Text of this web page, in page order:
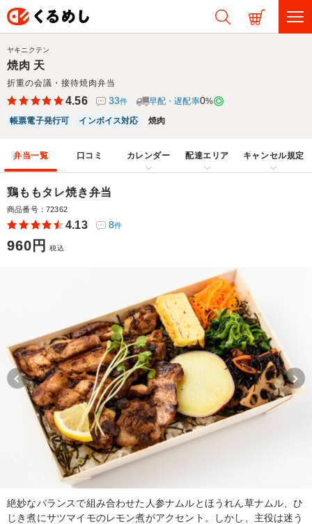
焼肉 天
折重の会議・接待焼肉弁当
ヤキニクテン
4.56 33件 早配・遅配率0%
帳票電子発行可
インボイス対応 焼肉
弁当一覧 口コミ カレンダー 配達エリア キャンセル規定
鶏ももタレ焼き弁当
商品番号：72362
4.13 8件
960円 税込
絶妙なバランスで組み合わせた人参ナムルとほうれん草ナムル、ひ
じき煮にサツマイモのレモン煮がアクセント。しかし、主役は迷う